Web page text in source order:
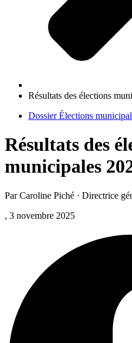
Résultats des élections
Dossier Élections
Résultats des
municipales
Par Caroline Piché · Directrice
, 3 novembre 2025